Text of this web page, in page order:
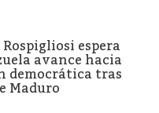
espera
avance hacia
democrática tras
Maduro